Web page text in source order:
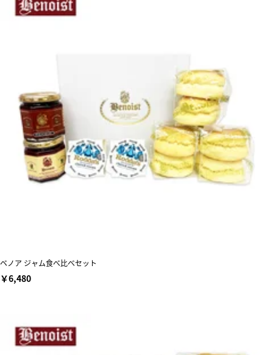
ベノア ジャム食べ比べセット
￥6,480